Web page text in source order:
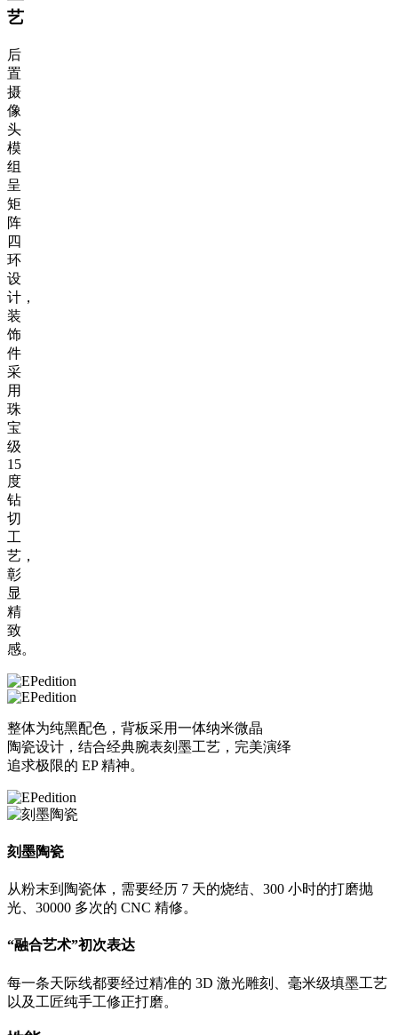
艺
后
置
摄
像
头
模
组
呈
矩
阵
四
环
设
计，
装
饰
件
采
用
珠
宝
级
15
度
钻
切
工
艺，
彰
显
精
致
感。
整体为纯黑配色，背板采用一体纳米微晶
陶瓷设计，结合经典腕表刻墨工艺，完美演绎
追求极限的 EP 精神。
刻墨陶瓷
从粉末到陶瓷体，需要经历 7 天的烧结、300 小时的打磨抛
光、30000 多次的 CNC 精修。
“融合艺术”初次表达
每一条天际线都要经过精准的 3D 激光雕刻、毫米级填墨工艺
以及工匠纯手工修正打磨。